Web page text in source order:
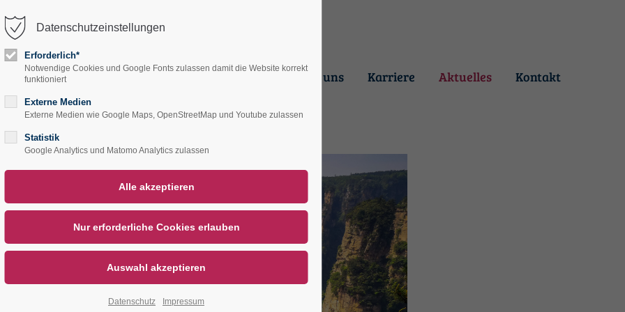
"offcanvas-col2"
leider nicht.
Start Service Über uns Karriere Aktuelles Kontakt
Datenschutzeinstellungen
Erforderlich*
Notwendige Cookies und Google Fonts zulassen damit die Website korrekt
funktioniert
Externe Medien
Externe Medien wie Google Maps, OpenStreetMap und Youtube zulassen
Statistik
Google Analytics und Matomo Analytics zulassen
Datenschutz Impressum